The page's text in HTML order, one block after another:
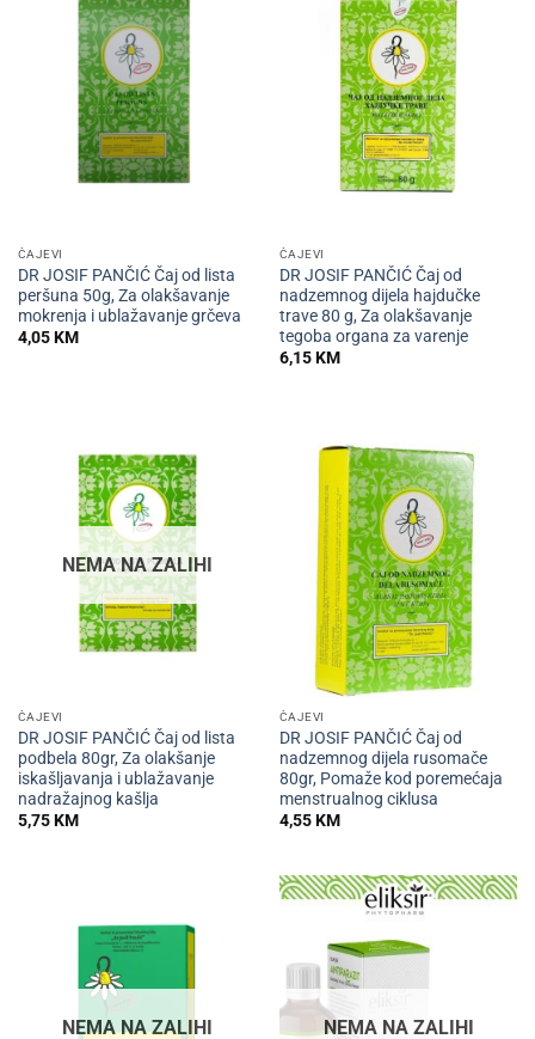
ČAJEVI
DR JOSIF PANČIĆ Čaj od lista
peršuna 50g, Za olakšavanje
mokrenja i ublažavanje grčeva
4,05KM
ČAJEVI
DR JOSIF PANČIĆ Čaj od
nadzemnog dijela hajdučke
trave 80 g, Za olakšavanje
tegoba organa za varenje
6,15KM
NEMA NA ZALIHI
ČAJEVI
DR JOSIF PANČIĆ Čaj od lista
podbela 80gr, Za olakšanje
iskašljavanja i ublažavanje
nadražajnog kašlja
5,75KM
ČAJEVI
DR JOSIF PANČIĆ Čaj od
nadzemnog dijela rusomače
80gr, Pomaže kod poremećaja
menstrualnog ciklusa
4,55KM
NEMA NA ZALIHI NEMA NA ZALIHI